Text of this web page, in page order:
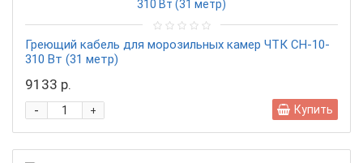
Греющий кабель для морозильных камер ЧТК СН-10-
310 Вт (31 метр)
9133 р.
+
- Купить